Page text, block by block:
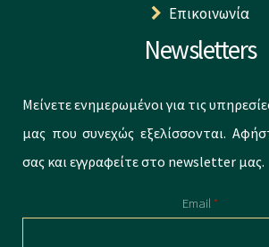
Επικοινωνία
Newsletters
Μείνετε ενημερωμένοι για τις
μας που συνεχώς εξελίσσονται.
σας και εγγραφείτε στο newsletter μας.
Email *